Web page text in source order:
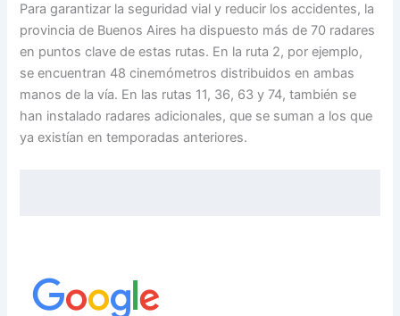
Para garantizar la seguridad vial y reducir los accidentes, la
provincia de Buenos Aires ha dispuesto más de 70 radares
en puntos clave de estas rutas. En la ruta 2, por ejemplo,
se encuentran 48 cinemómetros distribuidos en ambas
manos de la vía. En las rutas 11, 36, 63 y 74, también se
han instalado radares adicionales, que se suman a los que
ya existían en temporadas anteriores.